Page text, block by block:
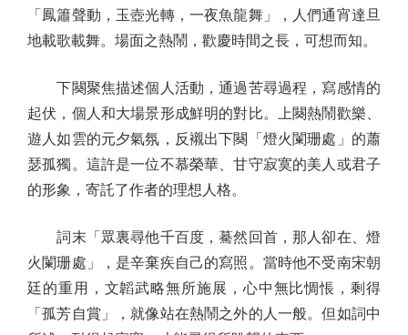
「鳳簫聲動，玉壺光轉，一夜魚龍舞」，人們通宵達旦
地載歌載舞。場面之熱鬧，歡慶時間之長，可想而知。
下闋聚焦描述個人活動，通過苦尋過程，寫感情的
起伏，個人和大場景形成鮮明的對比。上闋熱鬧歡樂、
遊人如雲的元夕氣氛，反襯出下闋「燈火闌珊處」的蕭
瑟孤獨。這許是一位不慕榮華、甘守寂寞的美人或君子
的形象，寄託了作者的理想人格。
詞末「眾裏尋他千百度，驀然回首，那人卻在、燈
火闌珊處」，是辛棄疾自己的寫照。當時他不受南宋朝
廷的重用，文韜武略無所施展，心中無比惆悵，剩得
「孤芳自賞」，就像站在熱鬧之外的人一般。但如詞中